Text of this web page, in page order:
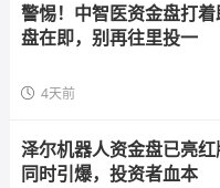
警惕！中智医资金盘打
盘在即，别再往里投一
4天前
泽尔机器人资金盘已亮
同时引爆，投资者血本